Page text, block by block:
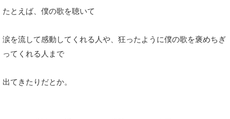
たとえば、僕の歌を聴いて
涙を流して感動してくれる人や、狂ったように僕の歌を褒めちぎ
ってくれる人まで
出てきたりだとか。